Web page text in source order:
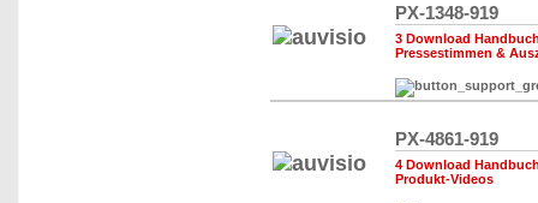
PX-1348-919
3 Download
Pressestimmen &
PX-4861-919
4 Download
Produkt-Videos